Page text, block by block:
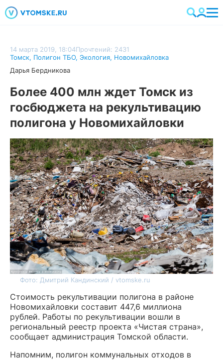
14 марта 2019, 18:04Прочтений: 2431
Томск, Полигон ТБО, Экология, Новомихайловка
Дарья Бердникова
Более 400 млн ждет Томск из
госбюджета на рекультивацию
полигона у Новомихайловки
Фото: Дмитрий Кандинский / vtomske.ru
Стоимость рекультивации полигона в районе
Новомихайловки составит 447,6 миллиона
рублей. Работы по рекультивации вошли в
региональный реестр проекта «Чистая страна»,
сообщает администрация Томской области.
Напомним, полигон коммунальных отходов в